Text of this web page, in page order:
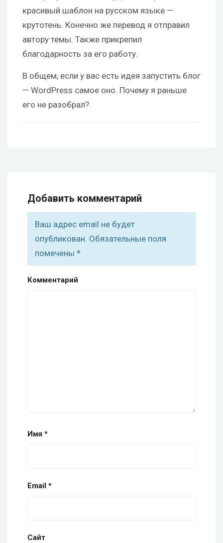
красивый шаблон на русском языке —
крутотень. Конечно же перевод я отправил
автору темы. Также прикрепил
благодарность за его работу.
В общем, если у вас есть идея запустить блог
— WordPress самое оно. Почему я раньше
его не разобрал?
Добавить комментарий
Ваш адрес email не будет
опубликован. Обязательные поля
помечены *
Комментарий
Имя *
Email *
Сайт